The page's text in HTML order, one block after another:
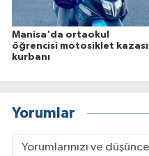
Manisa'da ortaokul
öğrencisi motosiklet kazası
kurbanı
Yorumlar